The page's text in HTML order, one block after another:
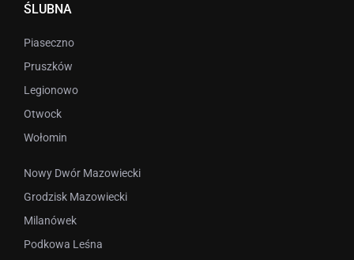
ŚLUBNA
Piaseczno
Pruszków
Legionowo
Otwock
Wołomin
Nowy Dwór Mazowiecki
Grodzisk Mazowiecki
Milanówek
Podkowa Leśna